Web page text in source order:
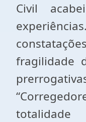
Civil
fragilidade